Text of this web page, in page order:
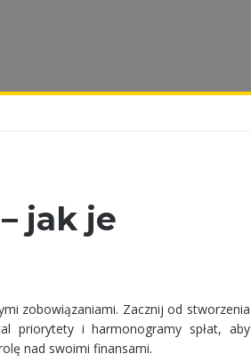
jak je
zobowiązaniami. Zacznij od stworzenia
priorytety i harmonogramy spłat, aby
nad swoimi finansami.